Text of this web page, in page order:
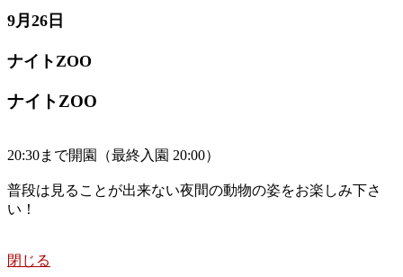
9月26日
ナイトZOO
ナイトZOO
20:30まで開園（最終入園 20:00）
普段は見ることが出来ない夜間の動物の姿をお楽しみ下さ
い！
閉じる